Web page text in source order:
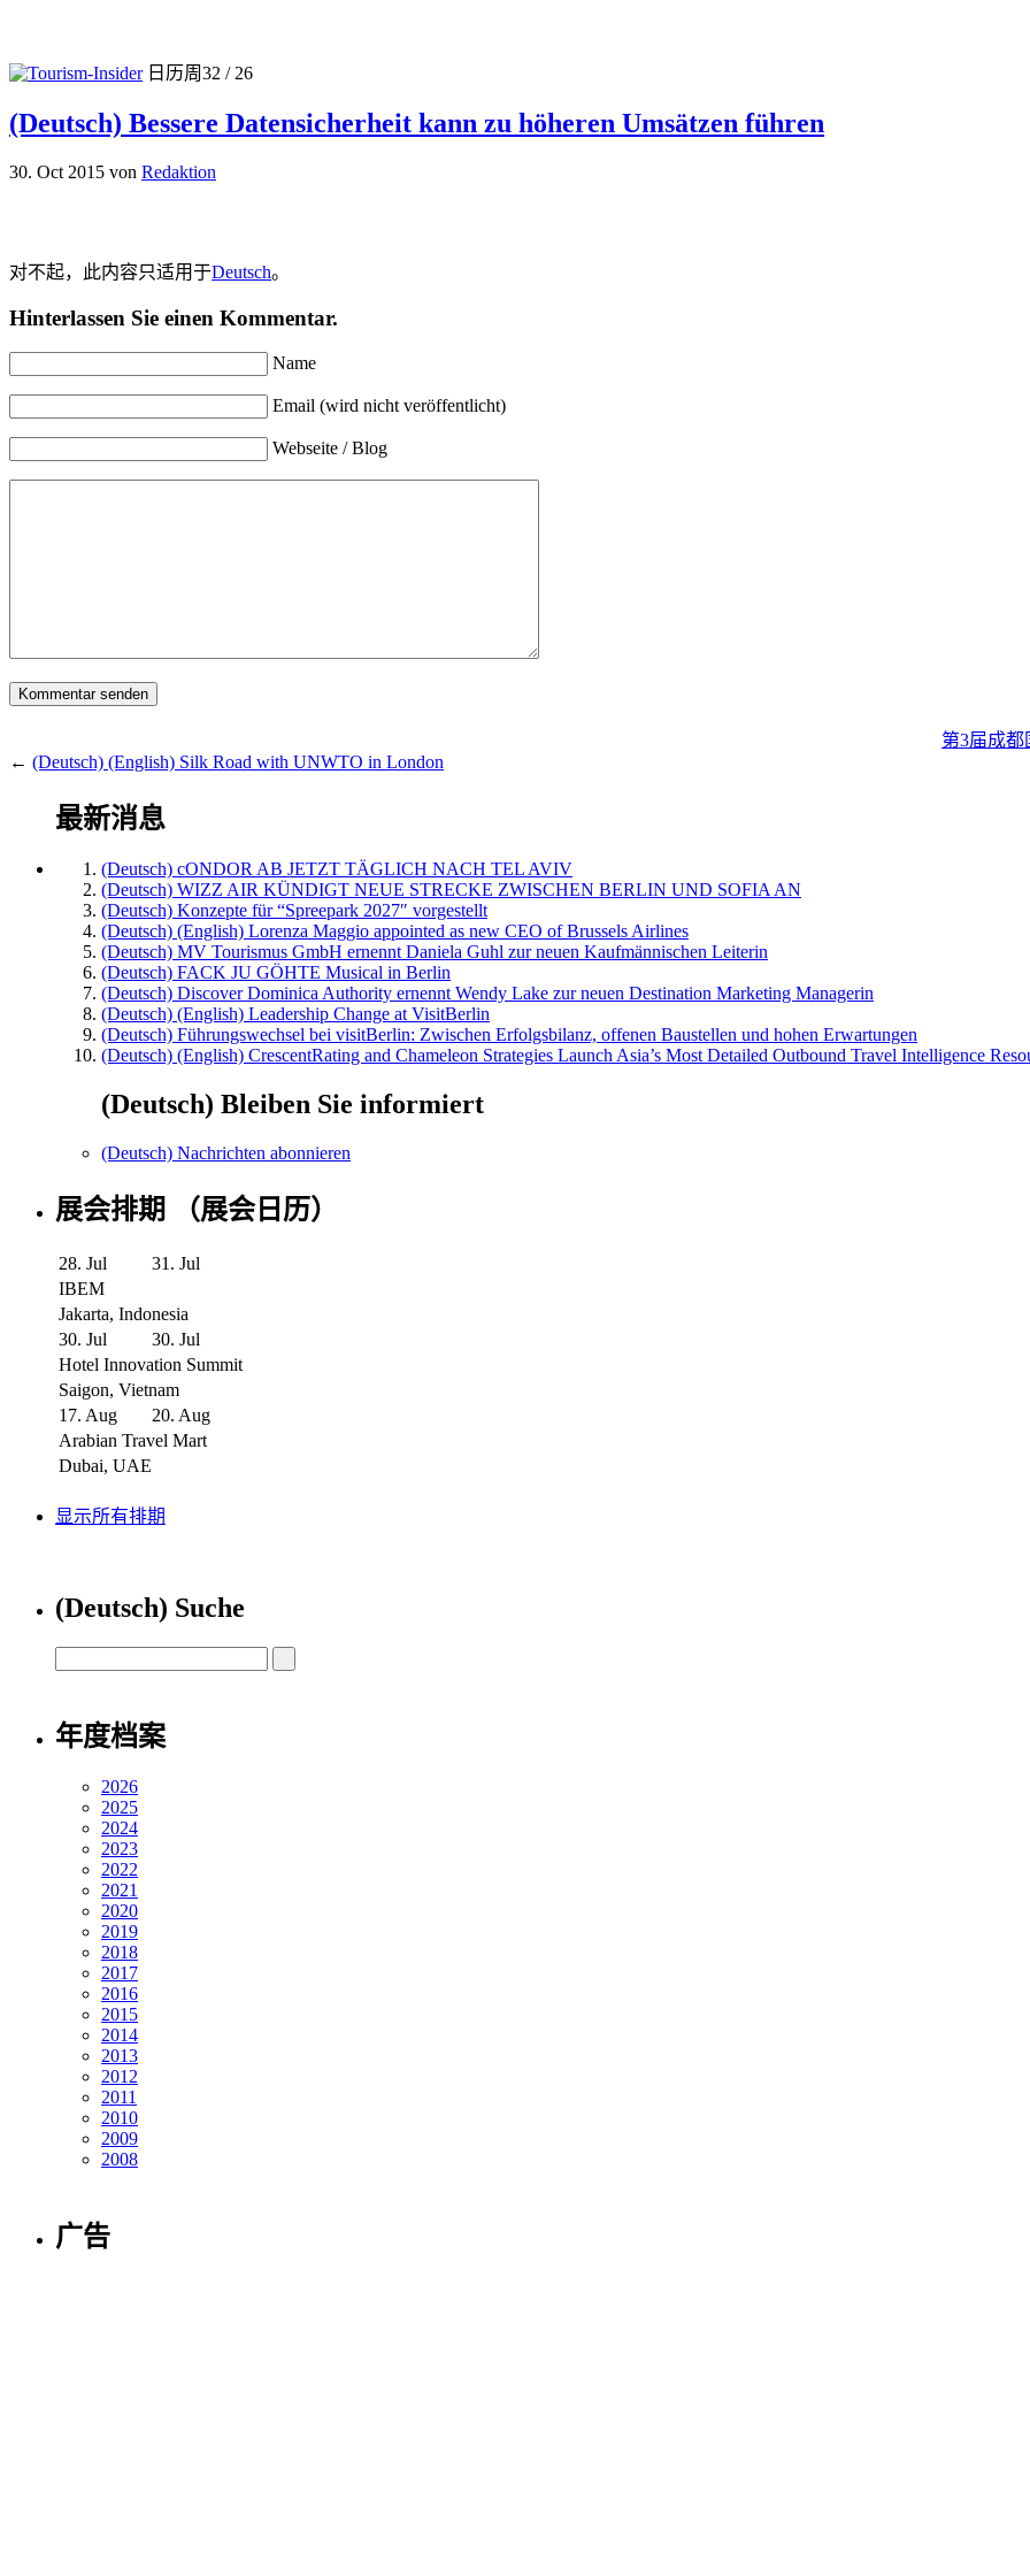
日历周32 / 26
(Deutsch) Bessere Datensicherheit kann zu höheren Umsätzen führen
30. Oct 2015 von Redaktion
对不起，此内容只适用于Deutsch。
Hinterlassen Sie einen Kommentar.
Name
Email (wird nicht veröffentlicht)
Webseite / Blog
第3届成都
← (Deutsch) (English) Silk Road with UNWTO in London
最新消息
(Deutsch) cONDOR AB JETZT TÄGLICH NACH TEL AVIV
(Deutsch) WIZZ AIR KÜNDIGT NEUE STRECKE ZWISCHEN BERLIN UND SOFIA AN
(Deutsch) Konzepte für “Spreepark 2027″ vorgestellt
(Deutsch) (English) Lorenza Maggio appointed as new CEO of Brussels Airlines
(Deutsch) MV Tourismus GmbH ernennt Daniela Guhl zur neuen Kaufmännischen Leiterin
(Deutsch) FACK JU GÖHTE Musical in Berlin
(Deutsch) Discover Dominica Authority ernennt Wendy Lake zur neuen Destination Marketing Managerin
(Deutsch) (English) Leadership Change at VisitBerlin
(Deutsch) Führungswechsel bei visitBerlin: Zwischen Erfolgsbilanz, offenen Baustellen und hohen Erwartungen
(Deutsch) (English) CrescentRating and Chameleon Strategies Launch Asia’s Most Detailed Outbound Travel Intelligence
(Deutsch) Bleiben Sie informiert
(Deutsch) Nachrichten abonnieren
展会排期 （展会日历）
28. Jul
31. Jul
IBEM
Jakarta, Indonesia
30. Jul
30. Jul
Hotel Innovation Summit
Saigon, Vietnam
17. Aug
20. Aug
Arabian Travel Mart
Dubai, UAE
显示所有排期
(Deutsch) Suche
年度档案
2026
2025
2024
2023
2022
2021
2020
2019
2018
2017
2016
2015
2014
2013
2012
2011
2010
2009
2008
广告